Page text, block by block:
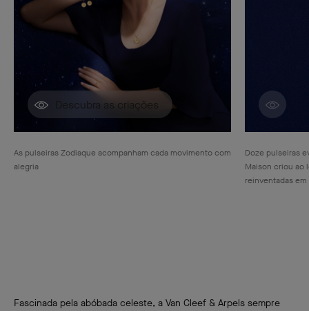
Descubra as criações
As pulseiras Zodiaque acompanham cada movimento com
alegria
Doze pulseiras
Maison criou ao
reinventadas
Fascinada pela abóbada celeste, a Van Cleef & Arpels sempre